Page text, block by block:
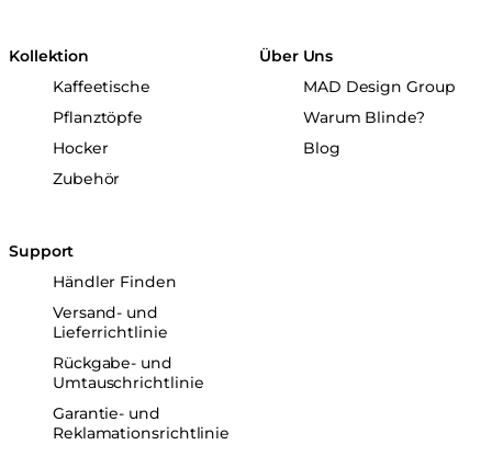
Kollektion
Kaffeetische
Pflanztöpfe
Hocker
Zubehör
Über Uns
MAD Design Group
Warum Blinde?
Blog
Support
Händler Finden
Versand- und
Lieferrichtlinie
Rückgabe- und
Umtauschrichtlinie
Garantie- und
Reklamationsrichtlinie